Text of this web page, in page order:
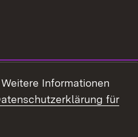
Informationen
für